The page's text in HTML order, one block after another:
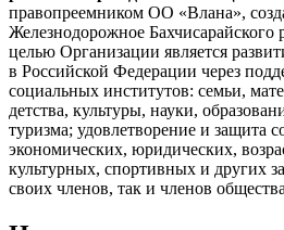
правопреемником ОО «Влана»,
Железнодорожное
целью Организации является
в Российской Федерации через
социальных институтов: семьи,
детства, культуры, науки,
туризма; удовлетворение и защита
экономических, юридических,
культурных, спортивных и других
своих членов, так и членов